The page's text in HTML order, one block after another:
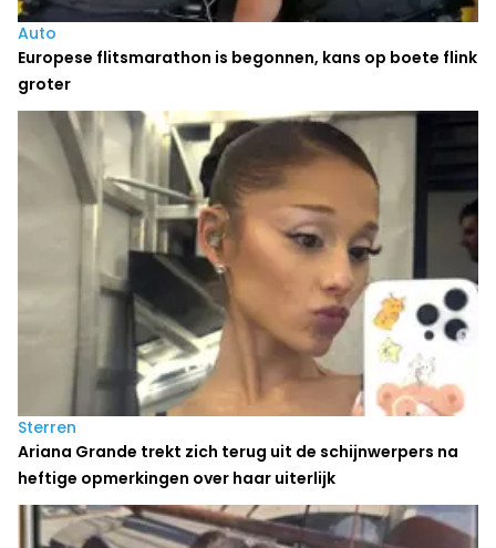
Auto
Europese flitsmarathon is begonnen, kans op boete flink
groter
Sterren
Ariana Grande trekt zich terug uit de schijnwerpers na
heftige opmerkingen over haar uiterlijk